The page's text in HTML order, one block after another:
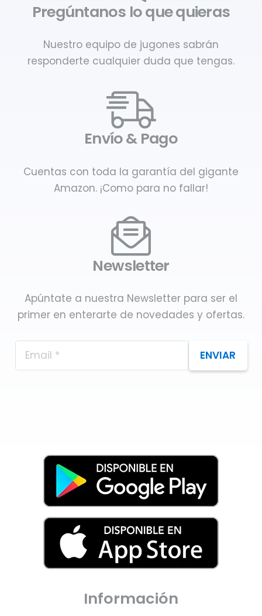
Pregúntanos lo que quieras
Nuestro equipo de jugones sabrán
responderte cualquier duda que tengas.
Envío & Pago
Cuentas con toda la garantía del gigante
Amazon. ¡Como para no fallar!
Newsletter
Apúntate a nuestra Newsletter para ser el
primer en enterarte de novedades y ofertas.
ENVIAR
Información